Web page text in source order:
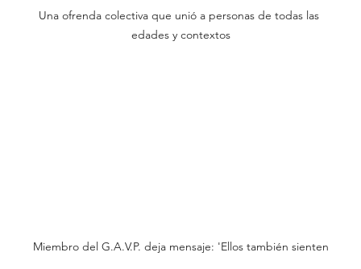
Una ofrenda colectiva que unió a personas de todas las
edades y contextos
Miembro del G.A.V.P. deja mensaje: 'Ellos también sienten